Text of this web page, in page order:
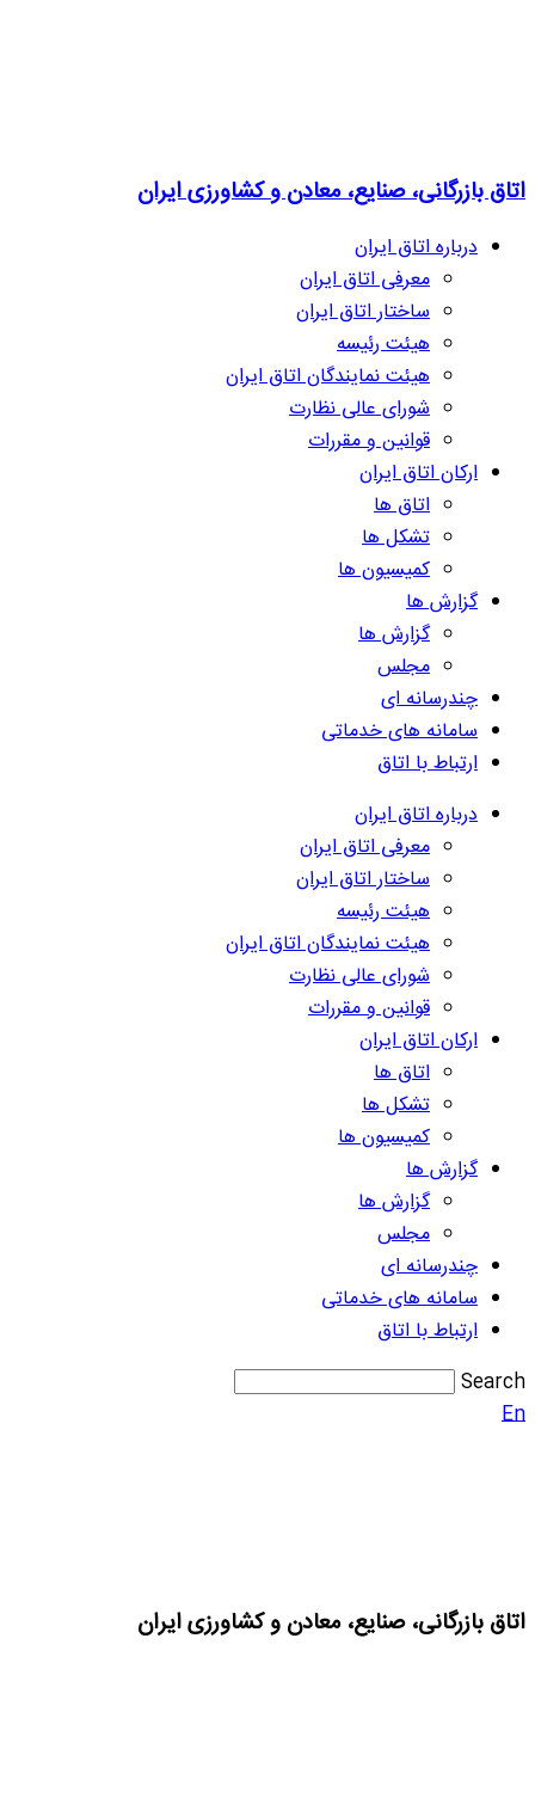
اتاق بازرگانی، صنایع، معادن و کشاورزی ایران
درباره اتاق ایران
معرفی اتاق ایران
ساختار اتاق ایران
هیئت رئیسه
هیئت نمایندگان اتاق ایران
شورای عالی نظارت
قوانین و مقررات
ارکان اتاق ایران
اتاق ها
تشکل ها
کمیسیون ها
گزارش ها
گزارش ها
مجلس
چندرسانه ای
سامانه های خدماتی
ارتباط با اتاق
درباره اتاق ایران
معرفی اتاق ایران
ساختار اتاق ایران
هیئت رئیسه
هیئت نمایندگان اتاق ایران
شورای عالی نظارت
قوانین و مقررات
ارکان اتاق ایران
اتاق ها
تشکل ها
کمیسیون ها
گزارش ها
گزارش ها
مجلس
چندرسانه ای
سامانه های خدماتی
ارتباط با اتاق
Search
En
اتاق بازرگانی، صنایع، معادن و کشاورزی ایران